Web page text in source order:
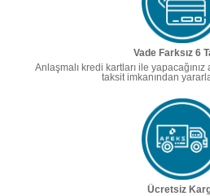
Vade Farksız 6
Anlaşmalı kredi kartları ile
taksit imkanından
Ücretsiz